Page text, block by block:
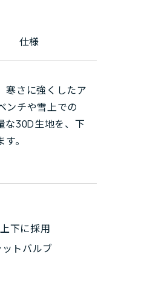
仕様
寒さに強くしたア
ンチや雪上での
な30D生地を、下
。
下に採用
トバルブ